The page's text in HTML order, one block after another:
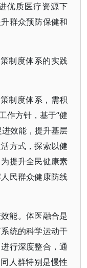
优质医疗资源下
群众预防保健和
制度体系的实践
制度体系，需积
作方针，基于“健
效能，提升基层
方式，探索以健
提升全民健康素
民群众健康防线
能。体医融合是
统的科学运动干
行深度整合，通
人群特别是慢性